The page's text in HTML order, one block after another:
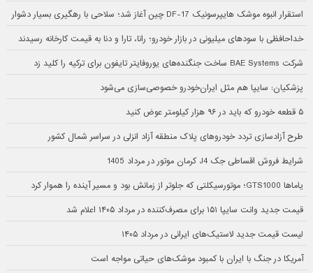
استقرار انبوه موشک هایپرسونیک DF-17 چین آغاز شد؛ سلاحی با رهگیری بسیار دشوار
خداحافظی با سودهای میلیونی در بازار خودرو؛ رانا، تارا و دنا به قیمت کارخانه رسیدند
شرکت BAE Systems ساخت جنگنده‌های یوروفایتر تایفون برای ترکیه را کلید زد
پزشکیان: سایپا هم مثل ایران‌خودرو خصوصی‌سازی می‌شود
۵ قطعه خودرو که باید در ۹۶ هزار کیلومتر عوض کنید
طرح آزادسازی تردد خودروهای پلاک منطقه آزاد انزلی در سراسر شمال کشور
شرایط فروش اقساطی جک J4 کرمان موتور در مرداد 1405
یاماها GTS1000؛ موتورسیکلتی که جلوتر از زمانش بود و مسیر آینده را هموار کرد
قیمت جدید وانت سایپا ۱۵۱ برای مصرف‌کننده در مرداد ۱۴۰۵ اعلام شد
لیست قیمت جدید لاستیک‌های ایرانی در مرداد ۱۴۰۵
آمریکا در جنگ با ایران با کمبود موشک‌های حیاتی مواجه است